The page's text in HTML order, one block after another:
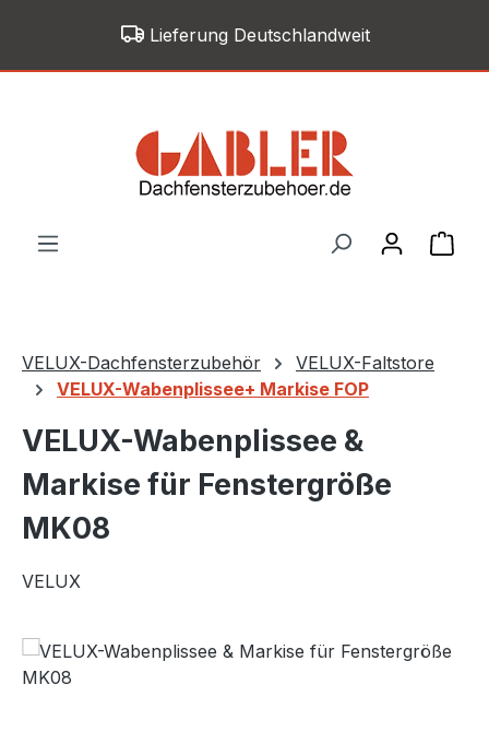
Zum Hauptinhalt springenLieferung Deutschlandweit
VELUX-Dachfensterzubehör
VELUX-Faltstore
VELUX-Wabenplissee+ Markise FOP
VELUX-Wabenplissee &
Markise für Fenstergröße
MK08
VELUX
Bildergalerie überspringen